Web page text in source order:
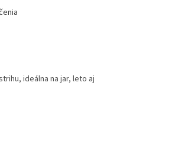
ideálna na jar, leto aj